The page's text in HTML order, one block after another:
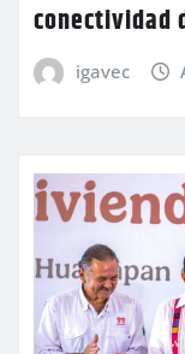
conectividad
igavec